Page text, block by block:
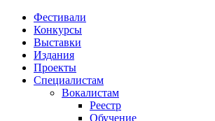
Фестивали
Конкурсы
Выставки
Издания
Проекты
Специалистам
Вокалистам
Реестр
Обучение